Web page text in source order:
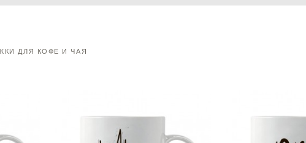
ДЛЯ КОФЕ И ЧАЯ